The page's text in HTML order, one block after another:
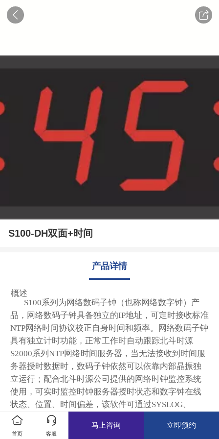
S100-DH双面+时间
产品详情
概述
S100系列为网络数码子钟（也称网络数字钟）产
品，网络数码子钟具备独立的IP地址，可定时接收标准
NTP网络时间协议校正自身时间和频率。网络数码子钟
具有独立计时功能，正常工作时自动跟踪北斗时源
S2000系列NTP网络时间服务器，当无法接收到时间服
务器授时数据时，数码子钟依然可以依靠内部晶振独
立运行；配合北斗时源公司提供的网络时钟监控系统
使用，可实时监控时钟服务器授时状态和数字钟在线
状态、位置、时间偏差，该软件可通过SYSLOG、
EMAIL、SNMP等方式提供告警功能。
网络数码子钟已广泛用于学校、医院、机场、火车
首页 客服
马上咨询 立即预约